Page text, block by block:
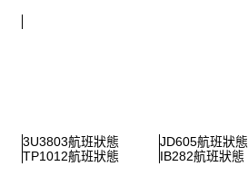
3U3803航班狀態 JD605航班狀態
TP1012航班狀態 IB282航班狀態